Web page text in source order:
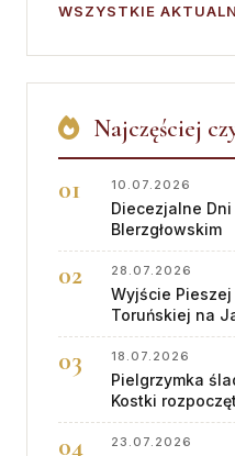
WSZYSTKIE
Najczęściej
10.07.2026
Diecezjalne Dni
BIerzgłowskim
28.07.2026
Wyjście
Toruńskiej na
18.07.2026
Pielgrzymka
Kostki
23.07.2026